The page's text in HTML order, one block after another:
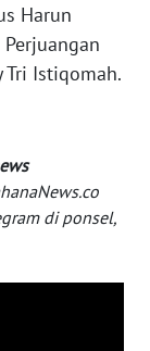
Harun
Istiqomah.
di ponsel,